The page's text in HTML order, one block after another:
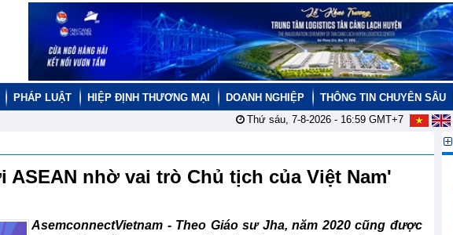
PHÁP LUẬT HIỆP ĐỊNH THƯƠNG MẠI DOANH NGHIỆP THÔNG TIN CHUYÊN SÂU
Thứ sáu, 7-8-2026 - 16:59GMT+7
nhờ vai trò Chủ tịch của Việt Nam'
AsemconnectVietnam - Theo Giáo sư Jha, năm 2020 cũng được